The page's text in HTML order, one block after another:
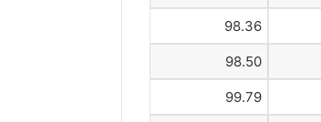
98.36
98.50
99.79